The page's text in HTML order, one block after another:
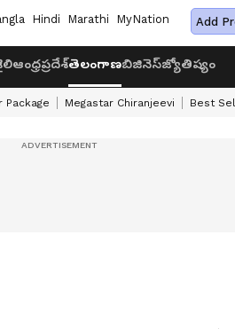
Hindi Marathi MyNation Add
ఆంధ్రప్రదేశ్తెలంగాణబిజినెస్జ్యోతిష్యం
Package Megastar Chiranjeevi Best